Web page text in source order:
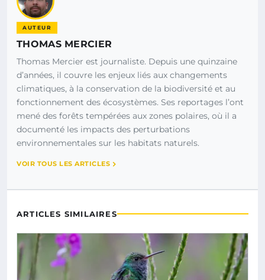
AUTEUR
THOMAS MERCIER
Thomas Mercier est journaliste. Depuis une quinzaine
d’années, il couvre les enjeux liés aux changements
climatiques, à la conservation de la biodiversité et au
fonctionnement des écosystèmes. Ses reportages l’ont
mené des forêts tempérées aux zones polaires, où il a
documenté les impacts des perturbations
environnementales sur les habitats naturels.
VOIR TOUS LES ARTICLES
ARTICLES SIMILAIRES